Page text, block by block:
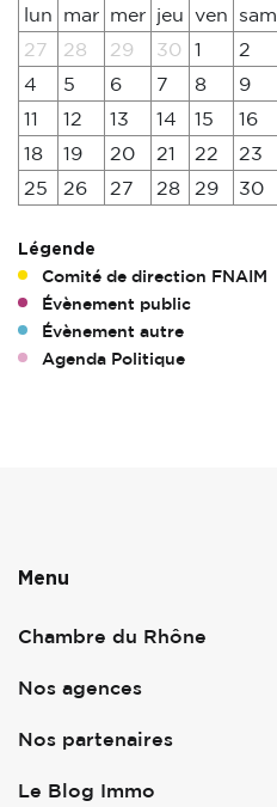
lun mar mer jeu ven sam
27
28 29 30 1 2
4
5 6 7 8 9
11
12 13 14 15 16
18
19 20 21 22 23
25
26 27 28 29 30
Légende
Comité de direction FNAIM
Évènement public
Évènement autre
Agenda Politique
Menu
Chambre du Rhône
Nos agences
Nos partenaires
Le Blog Immo